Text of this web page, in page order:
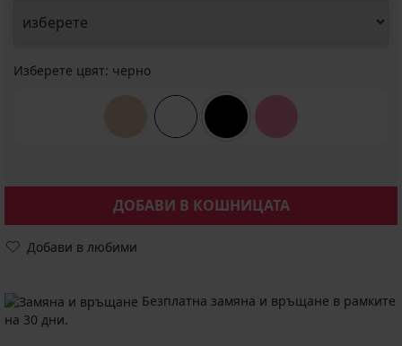
Изберете цвят: черно
ДОБАВИ В КОШНИЦАТА
Добави в любими
Безплатна замяна и връщане в рамките
на 30 дни.